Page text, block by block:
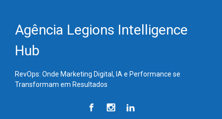
Agência Legions Intelligence
Hub
RevOps: Onde Marketing Digital, IA e Performance se
Transformam em Resultados